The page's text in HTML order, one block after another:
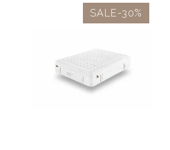
SALE-30%